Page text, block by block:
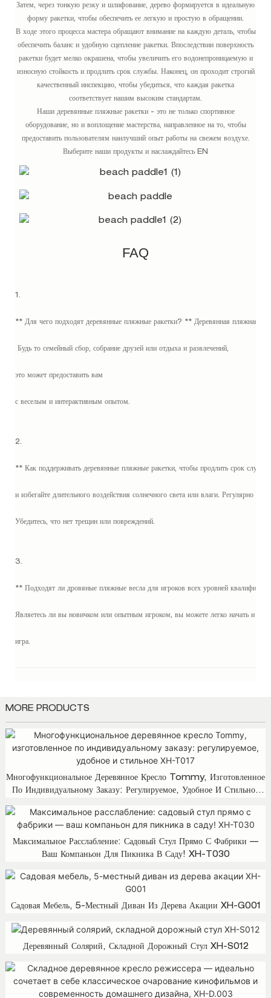
Затем, через тонкую резку и шлифование, дерево формируется в идеальную
форму ракетки, чтобы обеспечить ее легкую и простую в обращении.
В ходе этого процесса мастера обращают внимание на каждую деталь, чтобы
обеспечить баланс и удобную сцепление ракетки. Впоследствии поверхность
ракетки будет мелко окрашена, чтобы увеличить его водонепроницаемую и
износную стойкость и продлить срок службы. Наконец, он проходит строгий
качественный инспекцию, чтобы убедиться, что каждая ракетка
соответствует нашим высоким стандартам.
Наши деревянные пляжные ракетки - это не только спортивное
оборудование, но и воплощение мастерства, направленное на то, чтобы
предоставить пользователям наилучший опыт работы на свежем воздухе.
Выберите наши продукты и наслаждайтесь EN
FAQ
MORE PRODUCTS
Многофункциональное Деревянное Кресло Tommy, Изготовленное
По Индивидуальному Заказу: Регулируемое, Удобное И Стильное
Максимальное Расслабление: Садовый Стул Прямо С Фабрики —
Ваш Компаньон Для Пикника В Саду! XH-T030
Садовая Мебель, 5-Местный Диван Из Дерева Акации XH-G001
Деревянный Солярий, Складной Дорожный Стул XH-S012